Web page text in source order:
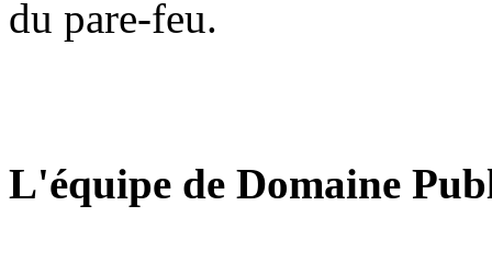
du pare-feu.
L'équipe de Domaine